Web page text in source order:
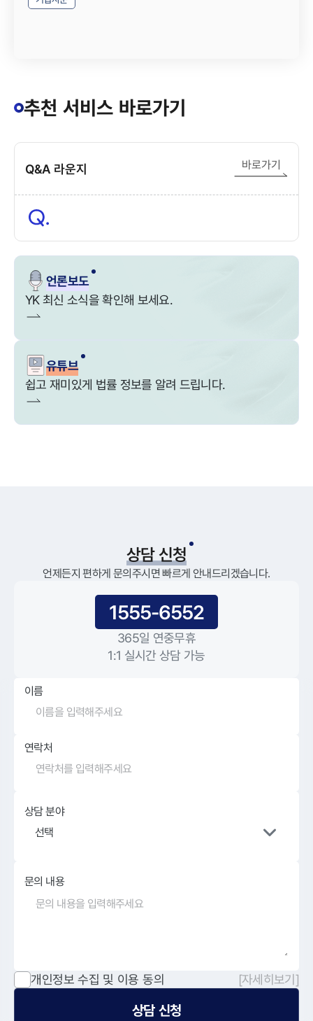
추천 서비스 바로가기
Q&A 라운지 바로가기
언론보도
YK 최신 소식을 확인해 보세요.
유튜브
쉽고 재미있게 법률 정보를 알려 드립니다.
상담 신청
언제든지 편하게 문의주시면 빠르게 안내드리겠습니다.
1555-6552
365일 연중무휴
1:1 실시간 상담 가능
이름
연락처
상담 분야
선택
문의 내용
개인정보 수집 및 이용 동의 [자세히보기]
상담 신청